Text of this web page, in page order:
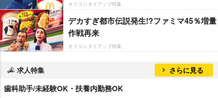
オリコンタイアップ特集
デカすぎ都市伝説発生!?ファミマ45％増量
作戦再来
オリコンタイアップ特集
求人特集 さらに見る
歯科助手/未経験OK・扶養内勤務OK